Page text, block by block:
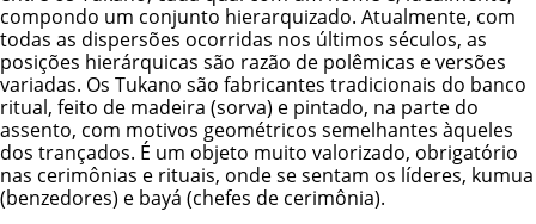
compondo um conjunto hierarquizado. Atualmente, com
todas as dispersões ocorridas nos últimos séculos, as
posições hierárquicas são razão de polêmicas e versões
variadas. Os Tukano são fabricantes tradicionais do banco
ritual, feito de madeira (sorva) e pintado, na parte do
assento, com motivos geométricos semelhantes àqueles
dos trançados. É um objeto muito valorizado, obrigatório
nas cerimônias e rituais, onde se sentam os líderes, kumua
(benzedores) e bayá (chefes de cerimônia).